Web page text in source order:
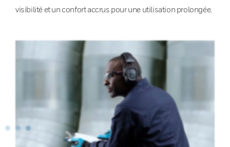
visibilité et un confort accrus pour une utilisation prolongée.